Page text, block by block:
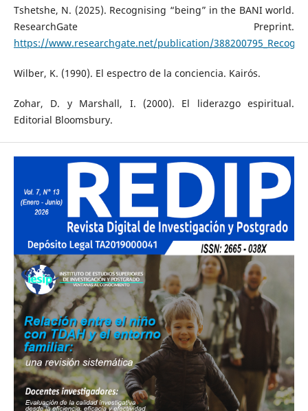
Tshetshe, N. (2025). Recognising “being” in the BANI world.
ResearchGate Preprint.
https://www.researchgate.net/publication/
Wilber, K. (1990). El espectro de la conciencia. Kairós.
Zohar, D. y Marshall, I. (2000). El liderazgo espiritual.
Editorial Bloomsbury.